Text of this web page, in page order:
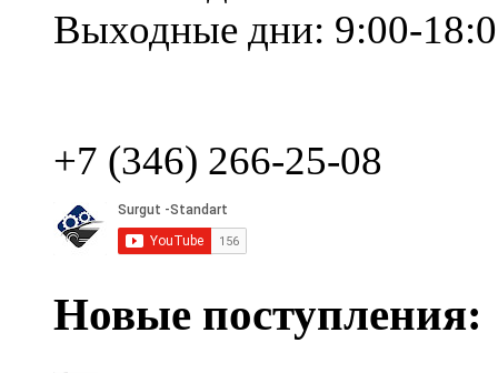
Выходные дни: 9:00-
+7 (346) 266-25-08
Новые поступления: